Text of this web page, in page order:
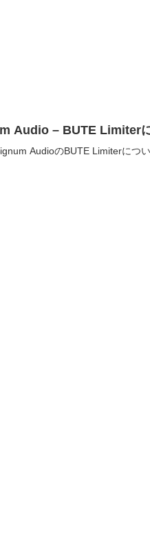
Audio – BUTE Limiter
AudioのBUTE Limiterにつ